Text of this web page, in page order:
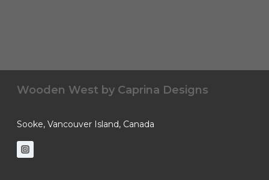
Wooden West by Caprina Designs
Sooke, Vancouver Island, Canada